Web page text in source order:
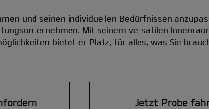
und seinen individuellen Bedürfnissen
Mit seinem versatilen
bietet er Platz, für alles, was Sie
Jetzt Probe